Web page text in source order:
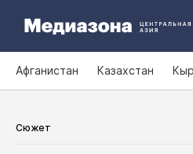
Афганистан Казахстан
Сюжет